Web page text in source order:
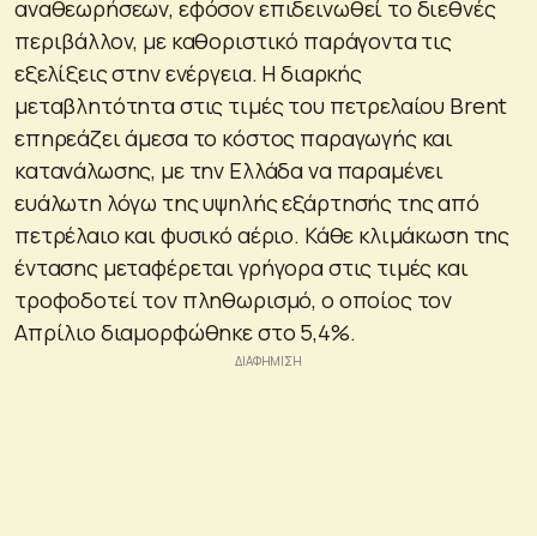
αναθεωρήσεων, εφόσον επιδεινωθεί το διεθνές
περιβάλλον, με καθοριστικό παράγοντα τις
εξελίξεις στην ενέργεια. Η διαρκής
μεταβλητότητα στις τιμές του πετρελαίου Brent
επηρεάζει άμεσα το κόστος παραγωγής και
κατανάλωσης, με την Ελλάδα να παραμένει
ευάλωτη λόγω της υψηλής εξάρτησής της από
πετρέλαιο και φυσικό αέριο. Κάθε κλιμάκωση της
έντασης μεταφέρεται γρήγορα στις τιμές και
τροφοδοτεί τον πληθωρισμό, ο οποίος τον
Απρίλιο διαμορφώθηκε στο 5,4%.